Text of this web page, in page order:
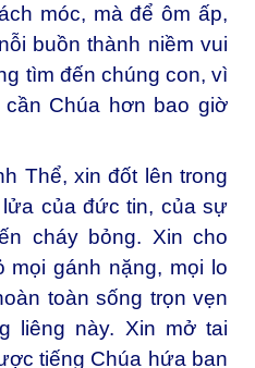
móc, mà để ôm ấp,
buồn thành niềm vui
tìm đến chúng con, vì
Chúa hơn bao giờ
Thể, xin đốt lên trong
lửa của đức tin, của sự
cháy bỏng. Xin cho
mọi gánh nặng, mọi lo
toàn sống trọn vẹn
liêng này. Xin mở tai
tiếng Chúa hứa ban